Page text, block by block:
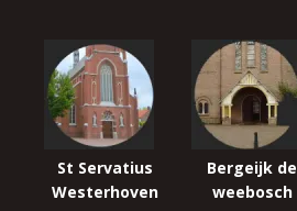
St Servatius
Westerhoven
Bergeijk de
weebosch